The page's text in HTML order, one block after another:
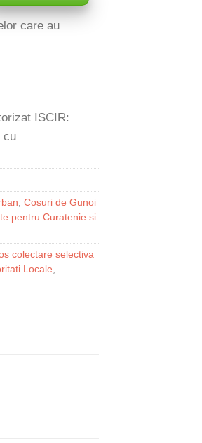
care au
ISCIR:
, Cosuri de Gunoi
pentru Curatenie si
colectare selectiva
Locale,